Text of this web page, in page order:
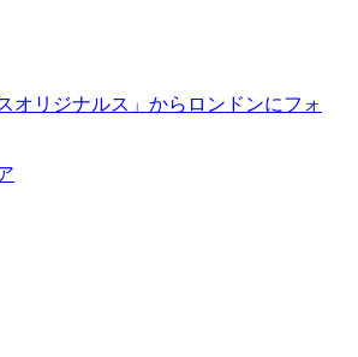
オリジナルス」からロンドンにフォ